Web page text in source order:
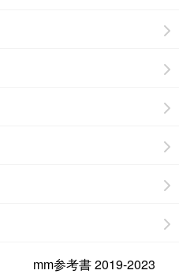
mm参考書 2019-2023